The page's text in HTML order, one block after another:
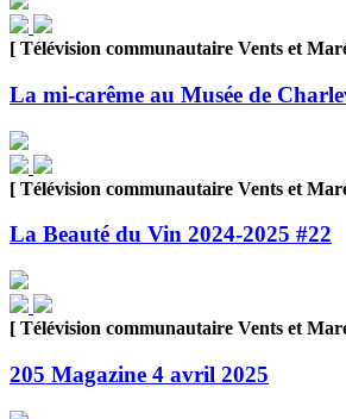
[ Télévision communautaire Vents et
La mi-carême au Musée de
[ Télévision communautaire Vents et
La Beauté du Vin 2024-2025 #22
[ Télévision communautaire Vents et
205 Magazine 4 avril 2025